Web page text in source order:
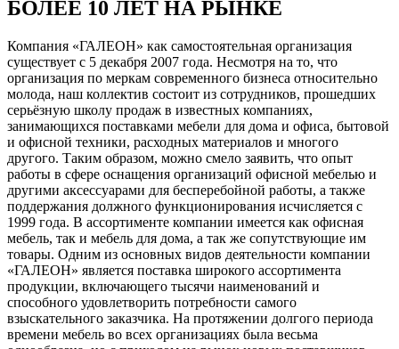
БОЛЕЕ 10 ЛЕТ НА РЫНКЕ
Компания «ГАЛЕОН» как самостоятельная организация
существует с 5 декабря 2007 года. Несмотря на то, что
организация по меркам современного бизнеса относительно
молода, наш коллектив состоит из сотрудников, прошедших
серьёзную школу продаж в известных компаниях,
занимающихся поставками мебели для дома и офиса, бытовой
и офисной техники, расходных материалов и многого
другого. Таким образом, можно смело заявить, что опыт
работы в сфере оснащения организаций офисной мебелью и
другими аксессуарами для бесперебойной работы, а также
поддержания должного функционирования исчисляется с
1999 года. В ассортименте компании имеется как офисная
мебель, так и мебель для дома, а так же сопутствующие им
товары. Одним из основных видов деятельности компании
«ГАЛЕОН» является поставка широкого ассортимента
продукции, включающего тысячи наименований и
способного удовлетворить потребности самого
взыскательного заказчика. На протяжении долгого периода
времени мебель во всех организациях была весьма